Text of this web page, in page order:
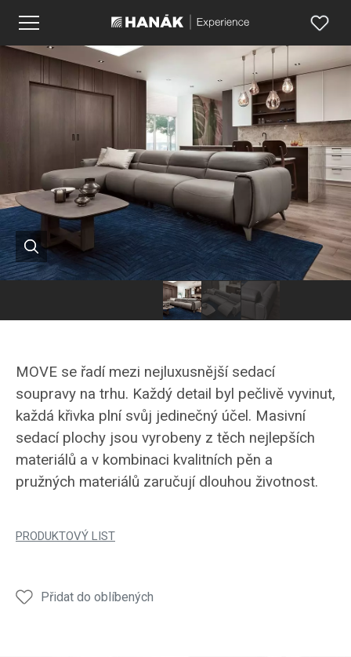
MOVE se řadí mezi nejluxusnější sedací
soupravy na trhu. Každý detail byl pečlivě vyvinut,
každá křivka plní svůj jedinečný účel. Masivní
sedací plochy jsou vyrobeny z těch nejlepších
materiálů a v kombinaci kvalitních pěn a
pružných materiálů zaručují dlouhou životnost.
PRODUKTOVÝ LIST
Přidat do oblíbených